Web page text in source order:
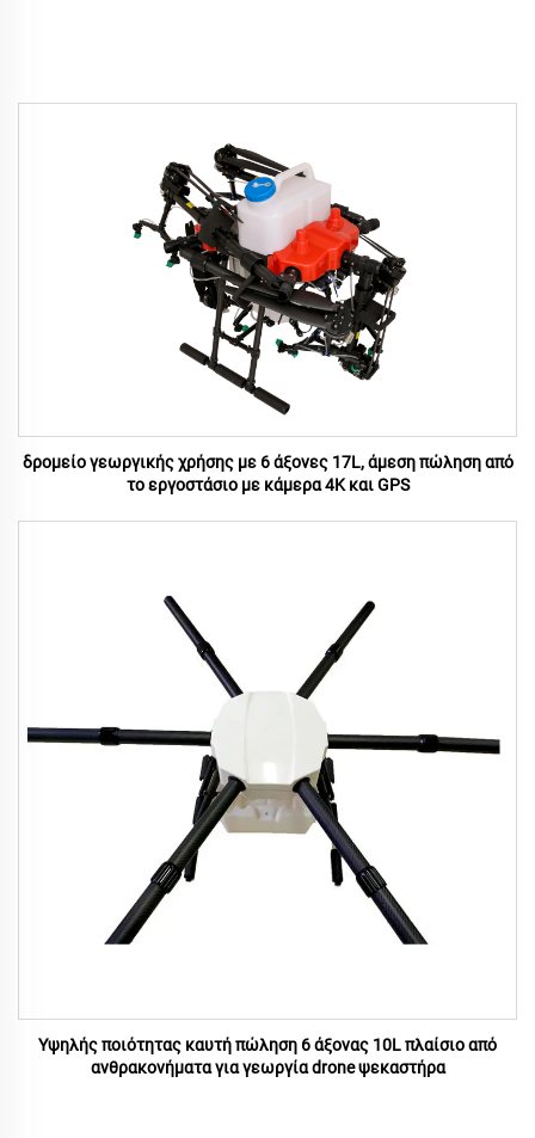
δρομείο γεωργικής χρήσης με 6 άξονες 17L, άμεση πώληση από
το εργοστάσιο με κάμερα 4K και GPS
Υψηλής ποιότητας καυτή πώληση 6 άξονας 10L πλαίσιο από
ανθρακονήματα για γεωργία drone ψεκαστήρα